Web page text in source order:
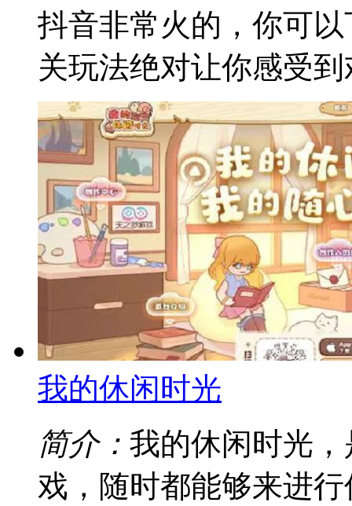
抖音非常火的，你可
关玩法绝对让你感受
我的休闲时光
简介： 我的休闲时光
戏，随时都能够来进